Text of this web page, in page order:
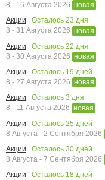
8 - 16 Августа 2026 новая
Акции
Осталось 23 дня
8 - 31 Августа 2026 новая
Акции
Осталось 22 дня
8 - 30 Августа 2026 новая
Акции
Осталось 19 дней
8 - 27 Августа 2026 новая
Акции
Осталось 3 дня
8 - 11 Августа 2026 новая
Акции
Осталось 25 дней
8 Августа - 2 Сентября 2026
Акции
Осталось 30 дней
8 Августа - 7 Сентября 2026
Акции
Осталось 18 дней